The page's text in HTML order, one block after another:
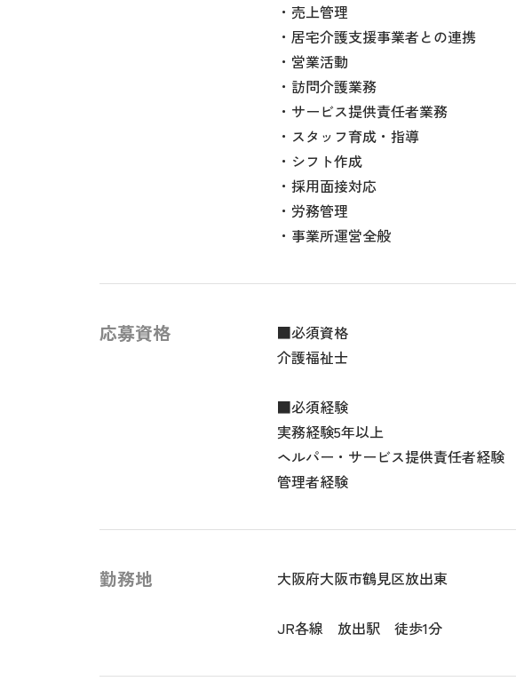
・売上管理
・居宅介護支援事業者との連携
・営業活動
・訪問介護業務
・サービス提供責任者業務
・スタッフ育成・指導
・シフト作成
・採用面接対応
・労務管理
・事業所運営全般
応募資格
■必須資格
介護福祉士
■必須経験
実務経験5年以上
ヘルパー・サービス提供責任者経験
管理者経験
勤務地 大阪府大阪市鶴見区放出東
JR各線 放出駅 徒歩1分